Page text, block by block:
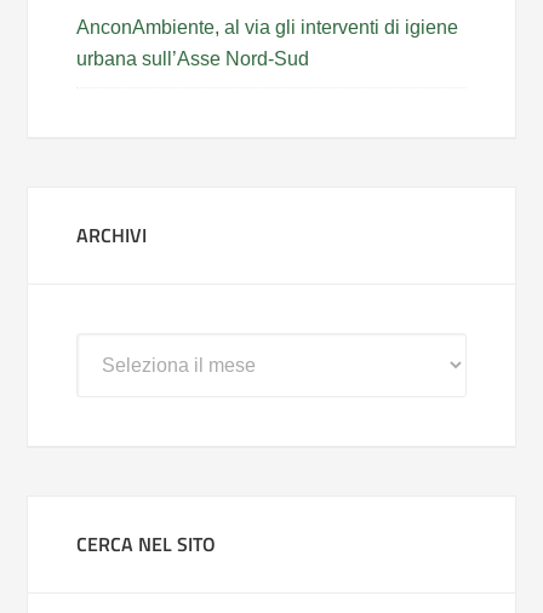
AnconAmbiente, al via gli interventi di igiene
urbana sull’Asse Nord-Sud
ARCHIVI
CERCA NEL SITO